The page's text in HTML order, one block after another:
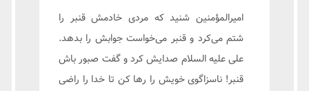
امیرالمؤمنین شنید که مردی خادمش قنبر را
شتم می‌کرد و قنبر می‌خواست جوابش را بدهد.
علی علیه السلام صدایش کرد و گفت صبور باش
قنبر! ناسزاگوی خویش را رها کن تا خدا را راضی